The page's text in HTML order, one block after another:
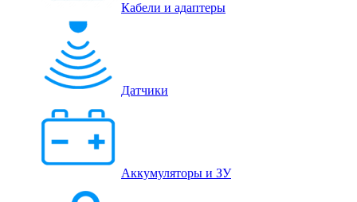
Кабели и адаптеры
Датчики
Аккумуляторы и ЗУ